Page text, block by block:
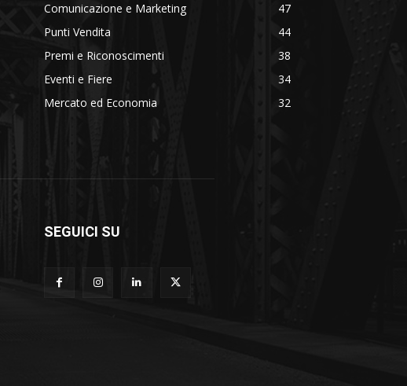
Comunicazione e Marketing
47
Punti Vendita
44
Premi e Riconoscimenti
38
Eventi e Fiere
34
Mercato ed Economia
32
SEGUICI SU